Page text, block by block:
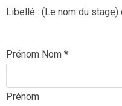
Libellé : (Le nom du
Prénom Nom *
Prénom